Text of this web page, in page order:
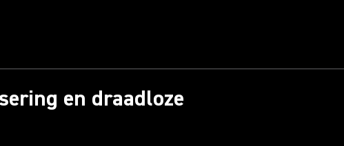
en draadloze